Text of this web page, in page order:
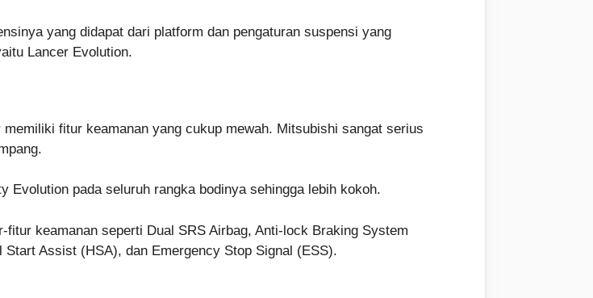
yang didapat dari platform dan pengaturan suspensi yang
Lancer Evolution.
fitur keamanan yang cukup mewah. Mitsubishi sangat serius
Evolution pada seluruh rangka bodinya sehingga lebih kokoh.
keamanan seperti Dual SRS Airbag, Anti-lock Braking System
Assist (HSA), dan Emergency Stop Signal (ESS).